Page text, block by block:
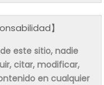
】
este sitio, nadie
citar, modificar,
en cualquier